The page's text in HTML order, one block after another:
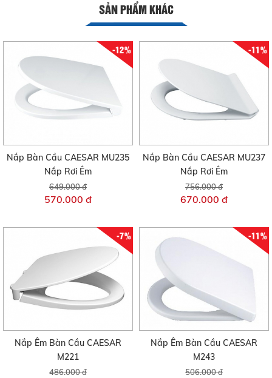
SẢN PHẨM KHÁC
-12%
Nắp Bàn Cầu CAESAR MU235
Nắp Rơi Êm
649.000 đ
570.000 đ
-11%
Nắp Bàn Cầu CAESAR MU237
Nắp Rơi Êm
756.000 đ
670.000 đ
-7%
Nắp Êm Bàn Cầu CAESAR
M221
486.000 đ
-11%
Nắp Êm Bàn Cầu CAESAR
M243
506.000 đ